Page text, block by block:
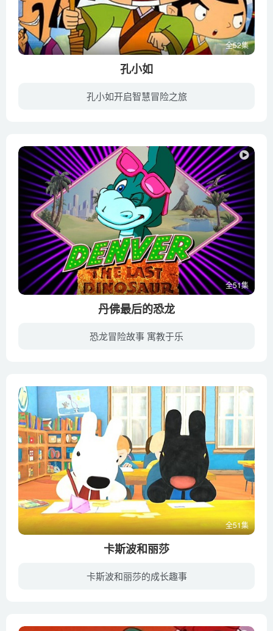
全52集
孔小如
孔小如开启智慧冒险之旅
全51集
丹佛最后的恐龙
恐龙冒险故事 寓教于乐
全51集
卡斯波和丽莎
卡斯波和丽莎的成长趣事